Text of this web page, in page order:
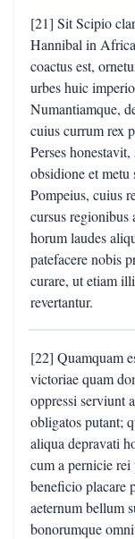
[21] Sit Scipio
Hannibal in
coactus est,
urbes huic
Numantiamque,
cuius currum rex
Perses
obsidione et
Pompeius, cuius
cursus
horum laudes
patefacere nobis
curare, ut etiam
revertantur.
[22] Quamquam
victoriae quam
oppressi serviunt
obligatos putant;
aliqua depravati
cum a pernicie
beneficio placare
aeternum bellum
bonorumque